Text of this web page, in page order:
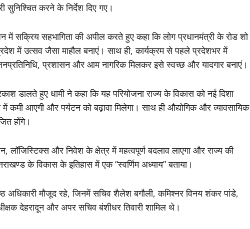
सुनिश्चित करने के निर्देश दिए गए।
सहभागिता की अपील करते हुए कहा कि लोग प्रधानमंत्री के रोड शो
में उत्सव जैसा माहौल बनाएं। साथ ही, कार्यक्रम से पहले प्रदेशभर में
प्रशासन और आम नागरिक मिलकर इसे स्वच्छ और यादगार बनाएं।
डालते हुए धामी ने कहा कि यह परियोजना राज्य के विकास को नई दिशा
कमी आएगी और पर्यटन को बढ़ावा मिलेगा। साथ ही औद्योगिक और व्यावसायिक
होंगे।
लॉजिस्टिक्स और निवेश के क्षेत्र में महत्वपूर्ण बदलाव लाएगा और राज्य की
के विकास के इतिहास में एक “स्वर्णिम अध्याय” बताया।
अधिकारी मौजूद रहे, जिनमें सचिव शैलेश बगौली, कमिश्नर विनय शंकर पांडे,
देहरादून और अपर सचिव बंशीधर तिवारी शामिल थे।